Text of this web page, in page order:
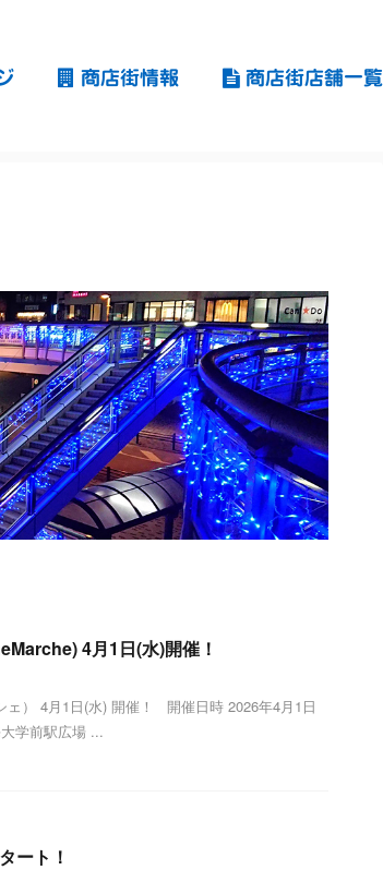
商店街情報 商店街店舗一覧
4月1日(水)開催！
） 4月1日(水) 開催！ 開催日時 2026年4月1日
学前駅広場 ...
ート！